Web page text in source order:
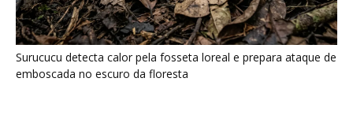
Surucucu detecta calor pela fosseta loreal e prepara ataque de
emboscada no escuro da floresta